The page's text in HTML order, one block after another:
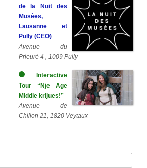
de la Nuit des
Musées,
Lausanne et
Pully (CEO)
Avenue du
Prieuré 4 , 1009 Pully
Interactive
Tour “Një Age
Middle krijues!”
Avenue de
Chillon 21, 1820 Veytaux